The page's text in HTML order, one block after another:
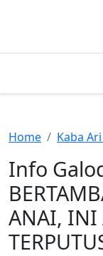
Home Kaba
Info
ANAI, INI